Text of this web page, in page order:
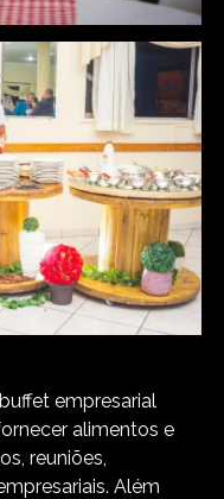
empresarial
alimentos e
reuniões,
Além